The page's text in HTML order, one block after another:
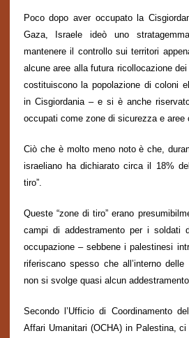
Poco dopo aver occupato la
Gaza, Israele ideò uno
mantenere il controllo sui territori
alcune aree alla futura ricollocazione
costituiscono la popolazione di coloni
in Cisgiordania – e si è anche
occupati come zone di sicurezza e aree
Ciò che è molto meno noto è che,
israeliano ha dichiarato circa il 18%
tiro”.
Queste “zone di tiro” erano
campi di addestramento per i soldati
occupazione – sebbene i palestinesi
riferiscano spesso che all’interno delle
non si svolge quasi alcun
Secondo l’Ufficio di Coordinamento
Affari Umanitari (OCHA) in Palestina,